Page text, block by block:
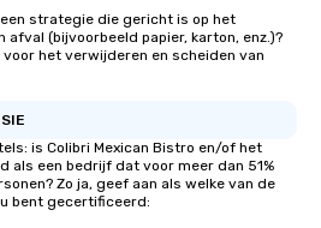
strategie die gericht is op het
(bijvoorbeeld papier, karton, enz.)?
het verwijderen en scheiden van
is Colibri Mexican Bistro en/of het
een bedrijf dat voor meer dan 51%
Zo ja, geef aan als welke van de
bent gecertificeerd: